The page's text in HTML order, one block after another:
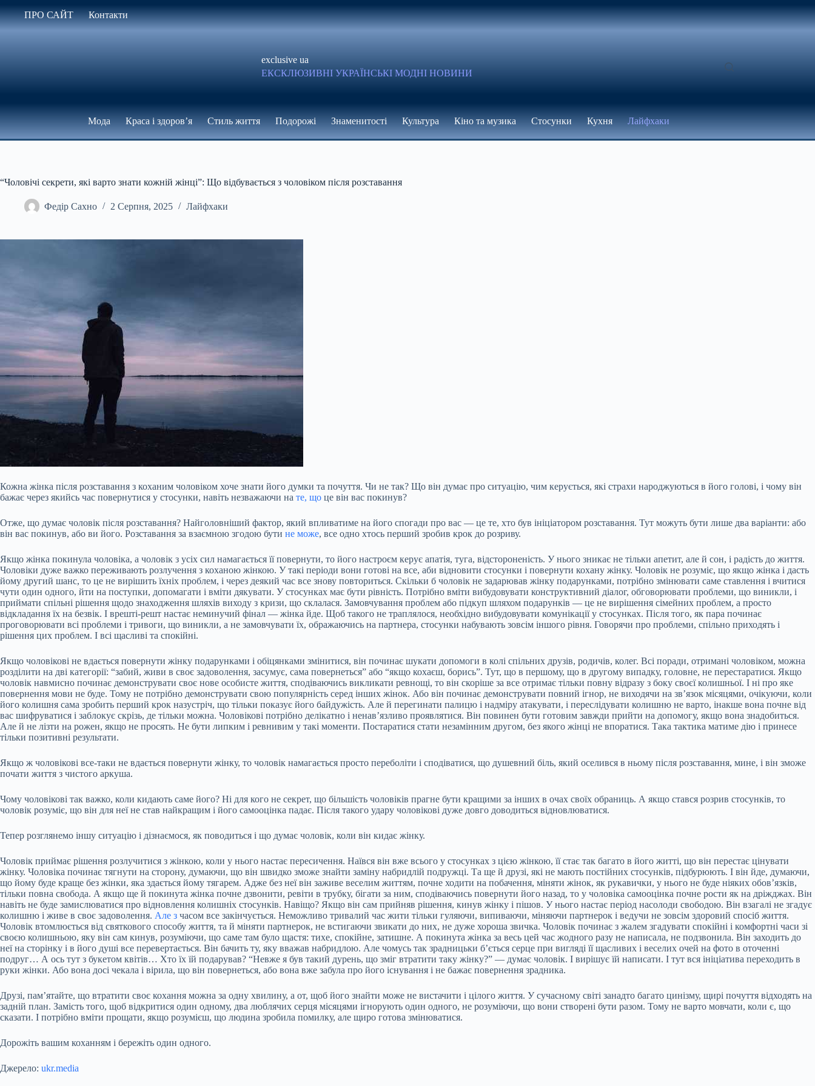
до
вмісту
ПРО САЙТ Контакти
exclusive ua
ЕКСКЛЮЗИВНІ УКРАЇНСЬКІ МОДНІ НОВИНИ
Мода Краса і здоров’я Стиль життя Подорожі Знаменитості Культура Кіно та музика Стосунки Кухня Лайфхаки
“Чоловічі секрети, які варто знати кожній жінці”: Що відбувається з чоловіком після розставання
Федір Сахно 2 Серпня, 2025 Лайфхаки
Кожна жінка після розставання з коханим чоловіком хоче знати його думки та почуття. Чи не так? Що він думає про ситуацію, чим керується, які страхи народжуються в його голові, і чому він
бажає через якийсь час повернутися у стосунки, навіть незважаючи на те, що це він вас покинув?
Отже, що думає чоловік після розставання? Найголовніший фактор, який впливатиме на його спогади про вас — це те, хто був ініціатором розставання. Тут можуть бути лише два варіанти: або
він вас покинув, або ви його. Розставання за взаємною згодою бути не може, все одно хтось перший зробив крок до розриву.
Якщо жінка покинула чоловіка, а чоловік з усіх сил намагається її повернути, то його настроєм керує апатія, туга, відстороненість. У нього зникає не тільки апетит, але й сон, і радість до життя.
Чоловіки дуже важко переживають розлучення з коханою жінкою. У такі періоди вони готові на все, аби відновити стосунки і повернути кохану жінку. Чоловік не розуміє, що якщо жінка і дасть
йому другий шанс, то це не вирішить їхніх проблем, і через деякий час все знову повториться. Скільки б чоловік не задарював жінку подарунками, потрібно змінювати саме ставлення і вчитися
чути один одного, йти на поступки, допомагати і вміти дякувати. У стосунках має бути рівність. Потрібно вміти вибудовувати конструктивний діалог, обговорювати проблеми, що виникли, і
приймати спільні рішення щодо знаходження шляхів виходу з кризи, що склалася. Замовчування проблем або підкуп шляхом подарунків — це не вирішення сімейних проблем, а просто
відкладання їх на безвік. І врешті-решт настає неминучий фінал — жінка йде. Щоб такого не траплялося, необхідно вибудовувати комунікації у стосунках. Після того, як пара починає
проговорювати всі проблеми і тривоги, що виникли, а не замовчувати їх, ображаючись на партнера, стосунки набувають зовсім іншого рівня. Говорячи про проблеми, спільно приходять і
рішення цих проблем. І всі щасливі та спокійні.
Якщо чоловікові не вдається повернути жінку подарунками і обіцянками змінитися, він починає шукати допомоги в колі спільних друзів, родичів, колег. Всі поради, отримані чоловіком, можна
розділити на дві категорії: “забий, живи в своє задоволення, засумує, сама повернеться” або “якщо кохаєш, борись”. Тут, що в першому, що в другому випадку, головне, не перестаратися. Якщо
чоловік навмисно починає демонструвати своє нове особисте життя, сподіваючись викликати ревнощі, то він скоріше за все отримає тільки повну відразу з боку своєї колишньої. І ні про яке
повернення мови не буде. Тому не потрібно демонструвати свою популярність серед інших жінок. Або він починає демонструвати повний ігнор, не виходячи на зв’язок місяцями, очікуючи, коли
його колишня сама зробить перший крок назустріч, що тільки показує його байдужість. Але й перегинати палицю і надміру атакувати, і переслідувати колишню не варто, інакше вона почне від
вас шифруватися і заблокує скрізь, де тільки можна. Чоловікові потрібно делікатно і ненав’язливо проявлятися. Він повинен бути готовим завжди прийти на допомогу, якщо вона знадобиться.
Але й не лізти на рожен, якщо не просять. Не бути липким і ревнивим у такі моменти. Постаратися стати незамінним другом, без якого жінці не впоратися. Така тактика матиме дію і принесе
тільки позитивні результати.
Якщо ж чоловікові все-таки не вдається повернути жінку, то чоловік намагається просто переболіти і сподіватися, що душевний біль, який оселився в ньому після розставання, мине, і він зможе
почати життя з чистого аркуша.
Чому чоловікові так важко, коли кидають саме його? Ні для кого не секрет, що більшість чоловіків прагне бути кращими за інших в очах своїх обраниць. А якщо стався розрив стосунків, то
чоловік розуміє, що він для неї не став найкращим і його самооцінка падає. Після такого удару чоловікові дуже довго доводиться відновлюватися.
Тепер розглянемо іншу ситуацію і дізнаємося, як поводиться і що думає чоловік, коли він кидає жінку.
Чоловік приймає рішення розлучитися з жінкою, коли у нього настає пересичення. Наївся він вже всього у стосунках з цією жінкою, її стає так багато в його житті, що він перестає цінувати
жінку. Чоловіка починає тягнути на сторону, думаючи, що він швидко зможе знайти заміну набридлій подружці. Та ще й друзі, які не мають постійних стосунків, підбурюють. І він йде, думаючи,
що йому буде краще без жінки, яка здається йому тягарем. Адже без неї він заживе веселим життям, почне ходити на побачення, міняти жінок, як рукавички, у нього не буде ніяких обов’язків,
тільки повна свобода. А якщо ще й покинута жінка почне дзвонити, ревіти в трубку, бігати за ним, сподіваючись повернути його назад, то у чоловіка самооцінка почне рости як на дріжджах. Він
навіть не буде замислюватися про відновлення колишніх стосунків. Навіщо? Якщо він сам прийняв рішення, кинув жінку і пішов. У нього настає період насолоди свободою. Він взагалі не згадує
колишню і живе в своє задоволення. Але з часом все закінчується. Неможливо тривалий час жити тільки гуляючи, випиваючи, міняючи партнерок і ведучи не зовсім здоровий спосіб життя.
Чоловік втомлюється від святкового способу життя, та й міняти партнерок, не встигаючи звикати до них, не дуже хороша звичка. Чоловік починає з жалем згадувати спокійні і комфортні часи зі
своєю колишньою, яку він сам кинув, розуміючи, що саме там було щастя: тихе, спокійне, затишне. А покинута жінка за весь цей час жодного разу не написала, не подзвонила. Він заходить до
неї на сторінку і в його душі все перевертається. Він бачить ту, яку вважав набридлою. Але чомусь так зрадницьки б’ється серце при вигляді її щасливих і веселих очей на фото в оточенні
подруг… А ось тут з букетом квітів… Хто їх їй подарував? “Невже я був такий дурень, що зміг втратити таку жінку?” — думає чоловік. І вирішує їй написати. І тут вся ініціатива переходить в
руки жінки. Або вона досі чекала і вірила, що він повернеться, або вона вже забула про його існування і не бажає повернення зрадника.
Друзі, пам’ятайте, що втратити своє кохання можна за одну хвилину, а от, щоб його знайти може не вистачити і цілого життя. У сучасному світі занадто багато цинізму, щирі почуття відходять на
задній план. Замість того, щоб відкритися один одному, два люблячих серця місяцями ігнорують один одного, не розуміючи, що вони створені бути разом. Тому не варто мовчати, коли є, що
сказати. І потрібно вміти прощати, якщо розумієш, що людина зробила помилку, але щиро готова змінюватися.
Дорожіть вашим коханням і бережіть один одного.
Джерело: ukr.media